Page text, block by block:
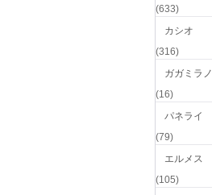
(633)
カシオ
(316)
ガガミラノ
(16)
パネライ
(79)
エルメス
(105)